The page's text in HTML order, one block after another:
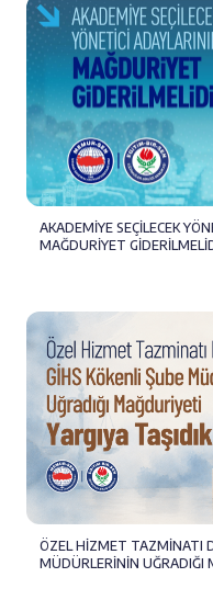
AKADEMİYE SEÇİLECEK
MAĞDURİYET
ÖZEL HİZMET TAZMİNATI
MÜDÜRLERİNİN UĞRADIĞI